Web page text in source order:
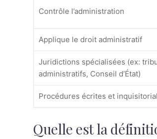
Contrôle l’administration
Applique le droit administratif
Juridictions spécialisées (ex:
administratifs, Conseil d’État)
Procédures écrites et
Quelle est la